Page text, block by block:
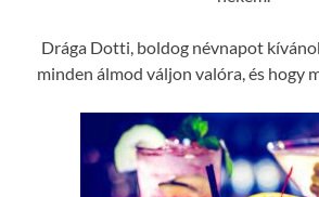
Drága Dotti, boldog névnapot
minden álmod váljon valóra, és hogy